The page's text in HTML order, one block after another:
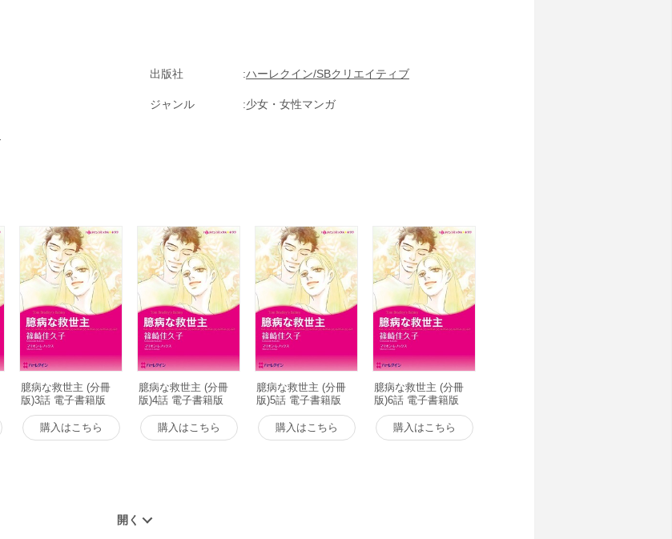
出版社 ハーレクイン/SBクリエイティブ
ジャンル 少女・女性マンガ
臆病な救世主 (分冊
版)3話 電子書籍版
購入はこちら
臆病な救世主 (分冊
版)4話 電子書籍版
購入はこちら
臆病な救世主 (分冊
版)5話 電子書籍版
購入はこちら
臆病な救世主 (分冊
版)6話 電子書籍版
購入はこちら